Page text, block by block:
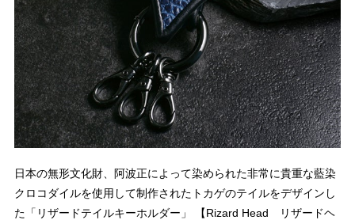
日本の無形文化財、阿波正によって染められた非常に貴重な藍染
クロコダイルを使用して制作されたトカゲのテイルをデザインし
た「リザードテイルキーホルダー」 【Rizard Head リザードヘ